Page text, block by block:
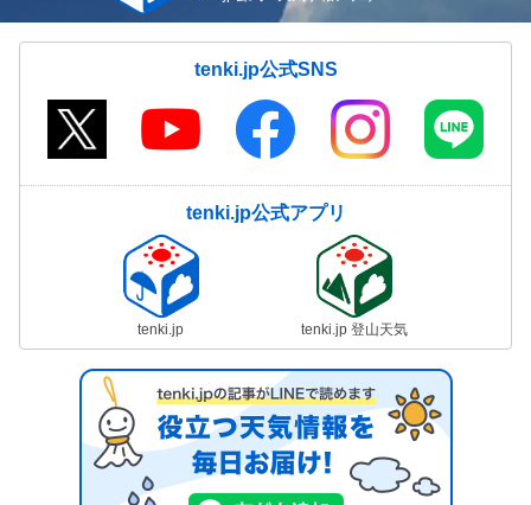
tenki.jp公式SNS
tenki.jp公式アプリ
tenki.jp tenki.jp 登山天気